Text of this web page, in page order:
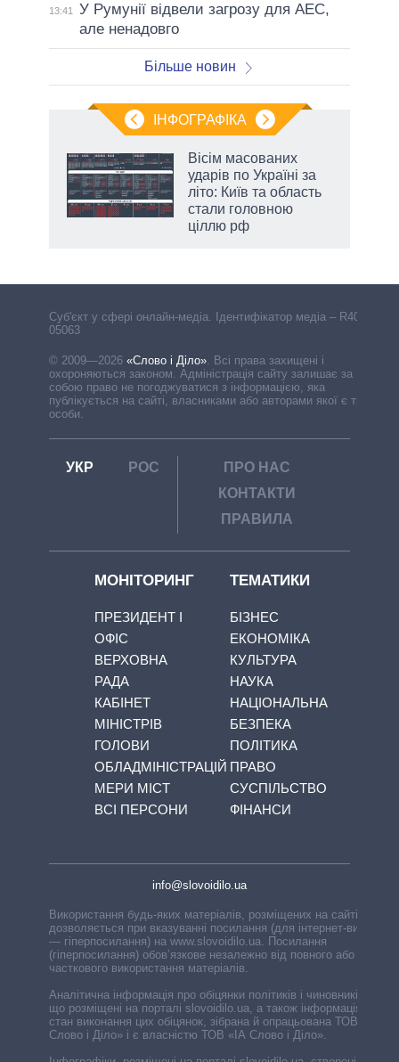
13:41
У Румунії відвели загрозу для АЕС,
але ненадовго
Більше новин
ІНФОГРАФІКА
Вісім масованих
ударів по Україні за
літо: Київ та область
стали головною
ціллю рф
Cуб'єкт у сфері онлайн-медіа. Ідентифікатор медіа – R40-
05063
© 2009—2026 «Слово і Діло». Всі права захищені і
охороняються законом. Адміністрація сайту залишає за
собою право не погоджуватися з інформацією, яка
публікується на сайті, власниками або авторами якої є треті
особи.
УКР РОС
ПРО НАС
КОНТАКТИ
ПРАВИЛА
МОНІТОРИНГ
ПРЕЗИДЕНТ І
ОФІС
ВЕРХОВНА
РАДА
КАБІНЕТ
МІНІСТРІВ
ГОЛОВИ
ОБЛАДМІНІСТРАЦІЙ
МЕРИ МІСТ
ВСІ ПЕРСОНИ
ТЕМАТИКИ
БІЗНЕС
ЕКОНОМІКА
КУЛЬТУРА
НАУКА
НАЦІОНАЛЬНА
БЕЗПЕКА
ПОЛІТИКА
ПРАВО
СУСПІЛЬСТВО
ФІНАНСИ
info@slovoidilo.ua
Використання будь-яких матеріалів, розміщених на сайті,
дозволяється при вказуванні посилання (для інтернет-видань
— гіперпосилання) на www.slovoidilo.ua. Посилання
(гіперпосилання) обов’язкове незалежно від повного або
часткового використання матеріалів.
Аналітична інформація про обіцянки політиків і чиновників,
що розміщені на порталі slovoidilo.ua, а також інформація про
стан виконання цих обіцянок, зібрана й опрацьована ТОВ «ІА
Слово і Діло» і є власністю ТОВ «ІА Слово і Діло».